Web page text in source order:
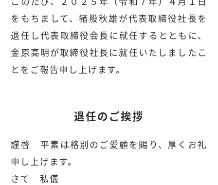
をもちまして、猪股秋雄が代表取締役社長を
退任し代表取締役会長に就任するとともに、
金原高明が取締役社長に就任いたしましたこ
とをご報告申し上げます。
退任のご挨拶
謹啓 平素は格別のご愛顧を賜り、厚くお礼
申し上げます。
さて 私儀